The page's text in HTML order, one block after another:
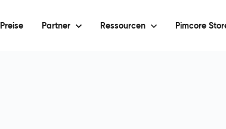
Preise Partner Ressourcen Pimcore